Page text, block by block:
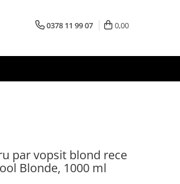
0378 11 99 07 0,00
par vopsit blond rece
Blonde, 1000 ml